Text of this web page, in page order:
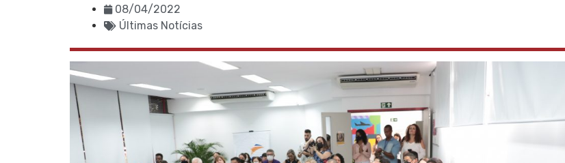
08/04/2022
Últimas Notícias